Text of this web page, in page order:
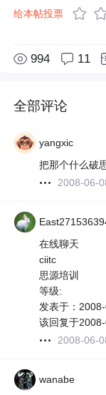
给本帖投票
994 11
全部评论
yangxic
把那个什么破
2008-06-
在线聊天
ciitc
思源培训
等级:
发表于：
该回复于
2008-06-
wanabe